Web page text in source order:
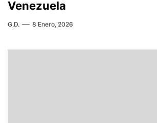
Venezuela
G.D. 8 Enero, 2026